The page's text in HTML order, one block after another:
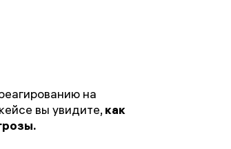
на
вы увидите, как